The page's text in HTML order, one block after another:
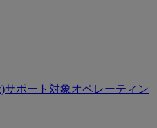
サポート対象オペレーティン